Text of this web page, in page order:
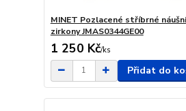
MINET Pozlacené stříbrné
zirkony JMAS0344GE00
1 250 Kč/ks
Přidat do